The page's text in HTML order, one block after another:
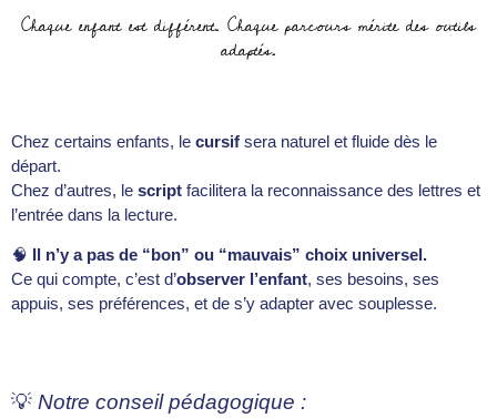
Chaque enfant est différent. Chaque parcours mérite des outils
adaptés.
Chez certains enfants, le cursif sera naturel et fluide dès le
départ.
Chez d’autres, le script facilitera la reconnaissance des lettres et
l’entrée dans la lecture.
🧠 Il n’y a pas de “bon” ou “mauvais” choix universel.
Ce qui compte, c’est d’observer l’enfant, ses besoins, ses
appuis, ses préférences, et de s’y adapter avec souplesse.
💡 Notre conseil pédagogique :